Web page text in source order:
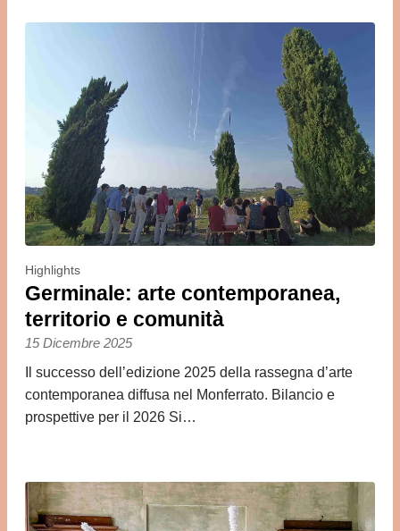
Highlights
Germinale: arte contemporanea,
territorio e comunità
15 Dicembre 2025
Il successo dell’edizione 2025 della rassegna d’arte
contemporanea diffusa nel Monferrato. Bilancio e
prospettive per il 2026 Si…